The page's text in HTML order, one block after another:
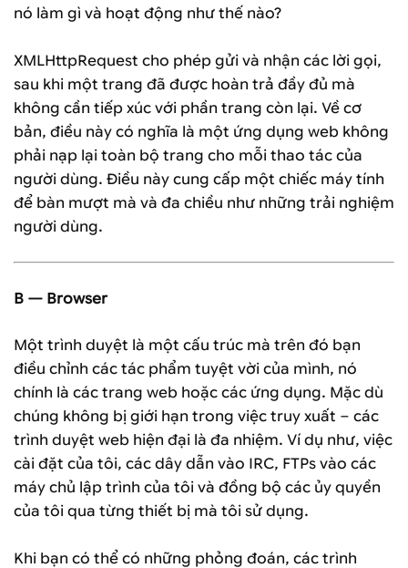
nó làm gì và hoạt động như thế nào?
XMLHttpRequest cho phép gửi và nhận các lời gọi,
sau khi một trang đã được hoàn trả đầy đủ mà
không cần tiếp xúc với phần trang còn lại. Về cơ
bản, điều này có nghĩa là một ứng dụng web không
phải nạp lại toàn bộ trang cho mỗi thao tác của
người dùng. Điều này cung cấp một chiếc máy tính
để bàn mượt mà và đa chiều như những trải nghiệm
người dùng.
B — Browser
Một trình duyệt là một cấu trúc mà trên đó bạn
điều chỉnh các tác phẩm tuyệt vời của mình, nó
chính là các trang web hoặc các ứng dụng. Mặc dù
chúng không bị giới hạn trong việc truy xuất – các
trình duyệt web hiện đại là đa nhiệm. Ví dụ như, việc
cài đặt của tôi, các dây dẫn vào IRC, FTPs vào các
máy chủ lập trình của tôi và đồng bộ các ủy quyền
của tôi qua từng thiết bị mà tôi sử dụng.
Khi bạn có thể có những phỏng đoán, các trình